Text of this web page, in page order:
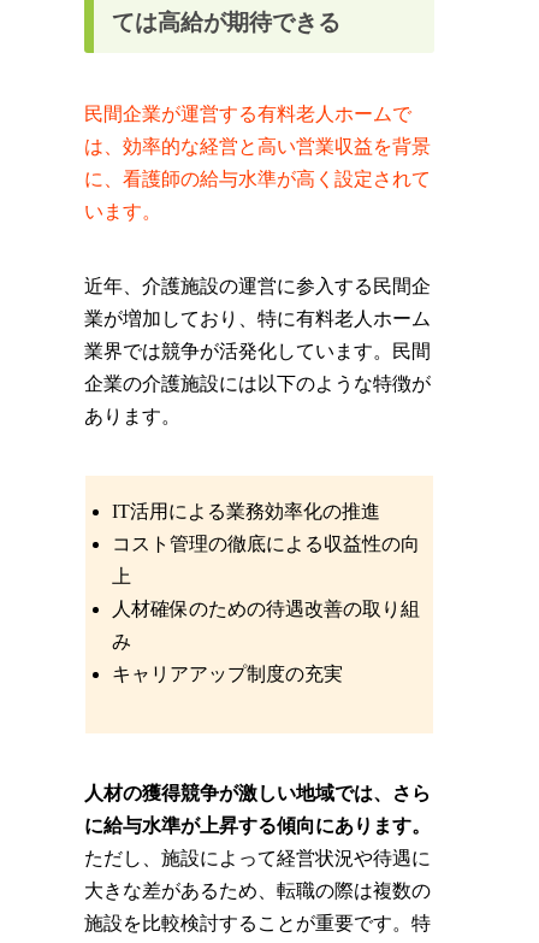
ては高給が期待できる
民間企業が運営する有料老人ホームで
は、効率的な経営と高い営業収益を背景
に、看護師の給与水準が高く設定されて
います。
近年、介護施設の運営に参入する民間企
業が増加しており、特に有料老人ホーム
業界では競争が活発化しています。民間
企業の介護施設には以下のような特徴が
あります。
IT活用による業務効率化の推進
コスト管理の徹底による収益性の向
上
人材確保のための待遇改善の取り組
み
キャリアアップ制度の充実
人材の獲得競争が激しい地域では、さら
に給与水準が上昇する傾向にあります。
ただし、施設によって経営状況や待遇に
大きな差があるため、転職の際は複数の
施設を比較検討することが重要です。特